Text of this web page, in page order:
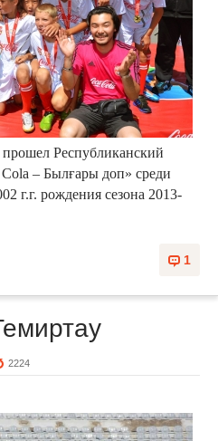
Республиканский
– Былғары доп» среди
г.г. рождения сезона 2013-
1
2224